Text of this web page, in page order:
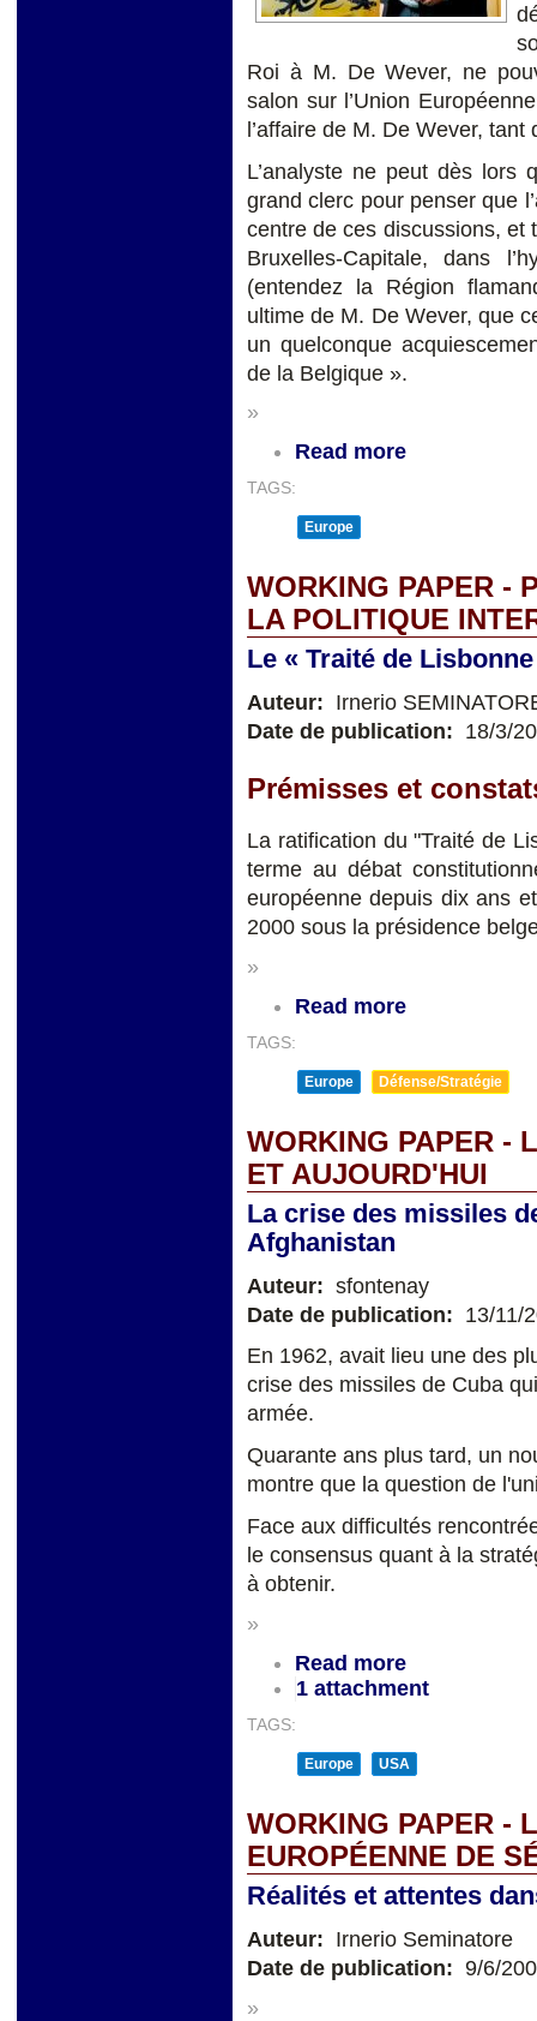
Roi à M. De Wever, ne
salon sur l’Union
l’affaire de M. De Wever, tant
L’analyste ne peut dès lors
grand clerc pour penser que
centre de ces discussions, et
Bruxelles-Capitale, dans
(entendez la Région
ultime de M. De Wever, que
un quelconque
de la Belgique ».
»
Read more
TAGS:
Europe
WORKING PAPER -
LA POLITIQUE
Le « Traité de
Auteur: Irnerio
Date de publication: 18/3/
Prémisses et
La ratification du "Traité de
terme au débat
européenne depuis dix ans
2000 sous la présidence
»
Read more
TAGS:
Europe Défense/Stratégie
WORKING PAPER -
ET AUJOURD'HUI
La crise des missiles
Afghanistan
Auteur: sfontenay
Date de publication: 13/11/
En 1962, avait lieu une des
crise des missiles de Cuba
armée.
Quarante ans plus tard, un
montre que la question de
Face aux difficultés
le consensus quant à la
à obtenir.
»
Read more
1 attachment
TAGS:
Europe USA
WORKING PAPER -
EUROPÉENNE DE
Réalités et attentes
Auteur: Irnerio Seminatore
Date de publication: 9/6/
»